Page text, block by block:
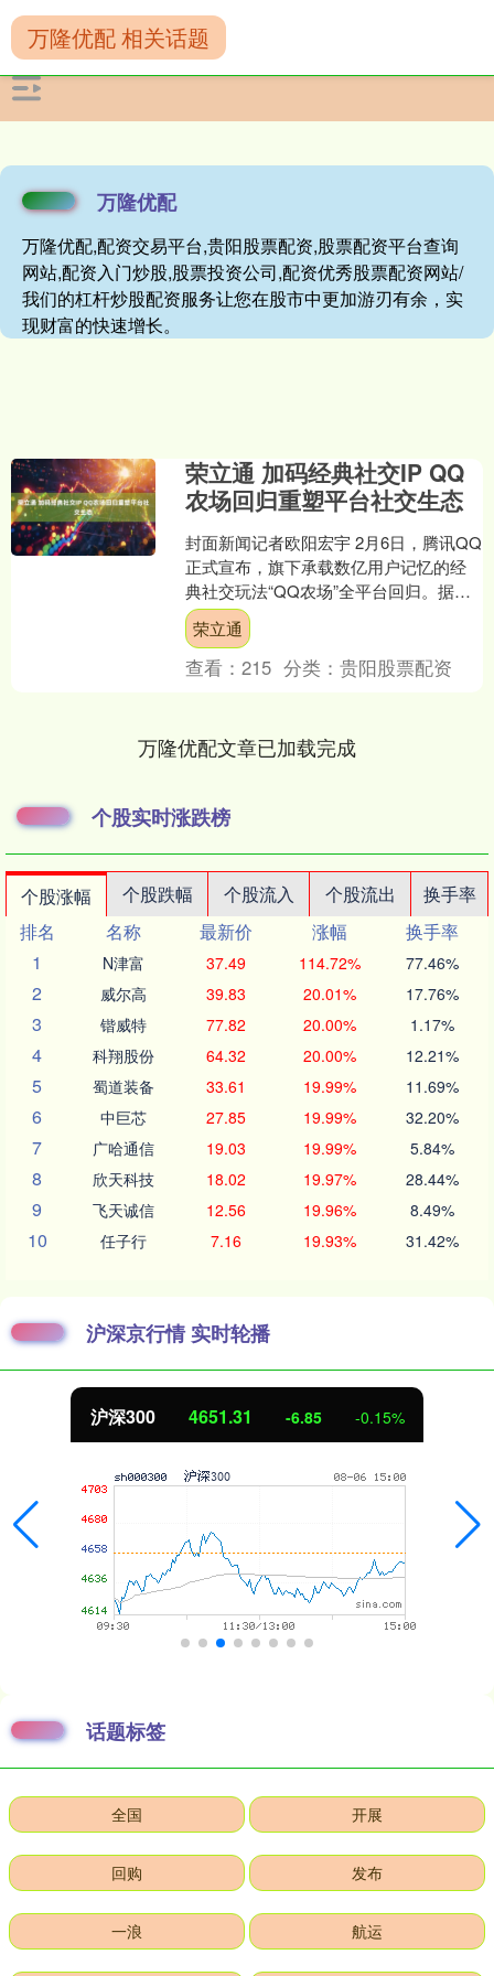
万隆优配
万隆优配,配资交易平台,贵阳股票配资,股票配资平台查询
网站,配资入门炒股,股票投资公司,配资优秀股票配资网站/
我们的杠杆炒股配资服务让您在股市中更加游刃有余，实
现财富的快速增长。
万隆优配 相关话题
荣立通 加码经典社交IP QQ
农场回归重塑平台社交生态
封面新闻记者欧阳宏宇 2月6日，腾讯QQ
正式宣布，旗下承载数亿用户记忆的经
典社交玩法“QQ农场”全平台回归。据腾
讯QQ透露，用户即日起可通过QQ搜
索“QQ经典农....
荣立通
查看：215 分类：贵阳股票配资
万隆优配文章已加载完成
个股实时涨跌榜
个股涨幅 个股跌幅 个股流入 个股流出
换手率
排名
名称 最新价 涨幅
换手率
1
N津富 37.49 114.72% 77.46%
2 威尔高 39.83 20.01% 17.76%
3 锴威特 77.82 20.00% 1.17%
4 科翔股份 64.32 20.00% 12.21%
5 蜀道装备 33.61 19.99% 11.69%
6 中巨芯 27.85 19.99% 32.20%
7 广哈通信 19.03 19.99% 5.84%
8 欣天科技 18.02 19.97% 28.44%
9 飞天诚信 12.56 19.96% 8.49%
10 任子行 7.16 19.93% 31.42%
沪深京行情 实时轮播
-0.15% 北证50 1122.88
话题标签
全国 开展
回购 发布
一浪 航运